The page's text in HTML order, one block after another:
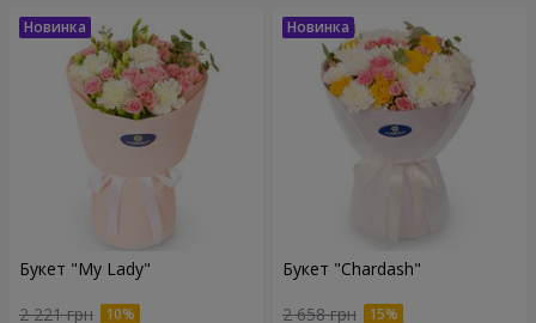
Букет "My Lady"
2 221 грн
Букет "Chardash"
2 658 грн